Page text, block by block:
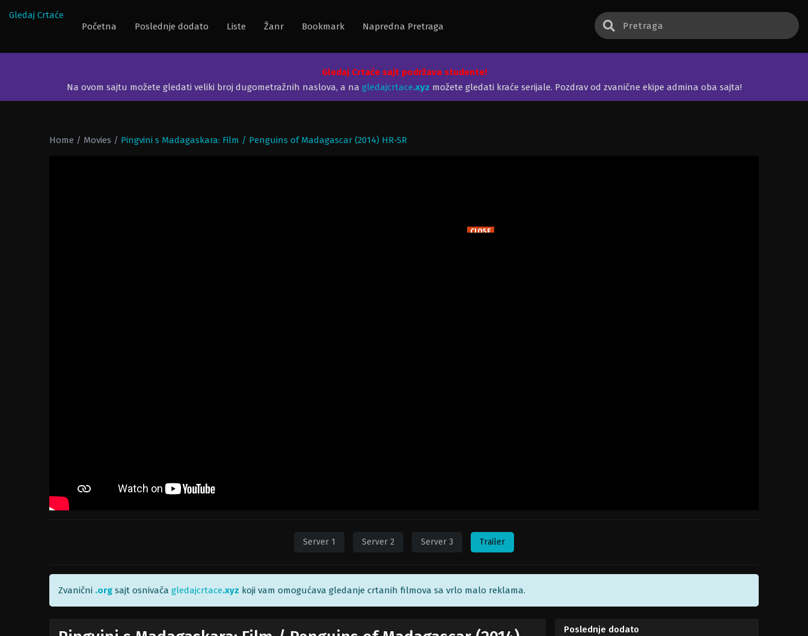
Gledaj Crtaće
Početna
Poslednje dodato Liste Žanr Bookmark Napredna Pretraga
Gledaj Crtaće sajt podržava studente!
Na ovom sajtu možete gledati veliki broj dugometražnih naslova, a na gledajcrtace.xyz možete gledati kraće serijale. Pozdrav od zvanične ekipe admina oba sajta!
Home / Movies / Pingvini s Madagaskara: Film / Penguins of Madagascar (2014) HR-SR
CLOSE
Server 1 Server 2 Server 3 Trailer
Zvanični .org sajt osnivača gledajcrtace.xyz koji vam omogućava gledanje crtanih filmova sa vrlo malo reklama.
Poslednje dodato